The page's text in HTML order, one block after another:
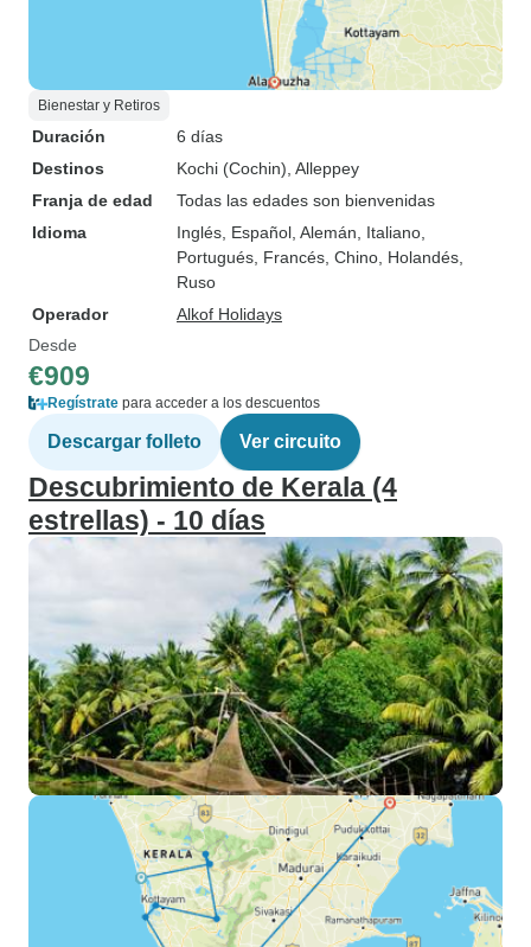
Bienestar y Retiros
Duración
6 días
Destinos
Kochi (Cochin) , Alleppey
Franja de edad
Todas las edades son bienvenidas
Idioma
Inglés, Español, Alemán, Italiano,
Portugués, Francés, Chino, Holandés,
Ruso
Operador
Alkof Holidays
Desde
€909
Regístrate para acceder a los descuentos
Descargar folleto Ver circuito
Descubrimiento de Kerala (4
estrellas) - 10 días